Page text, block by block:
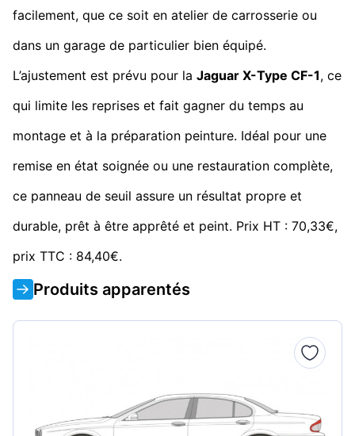
facilement, que ce soit en atelier de carrosserie ou
dans un garage de particulier bien équipé.
L’ajustement est prévu pour la Jaguar X-Type CF-1, ce
qui limite les reprises et fait gagner du temps au
montage et à la préparation peinture. Idéal pour une
remise en état soignée ou une restauration complète,
ce panneau de seuil assure un résultat propre et
durable, prêt à être apprêté et peint. Prix HT : 70,33€,
prix TTC : 84,40€.
Produits apparentés